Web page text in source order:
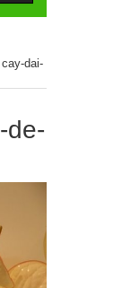
cay-dai-
de-